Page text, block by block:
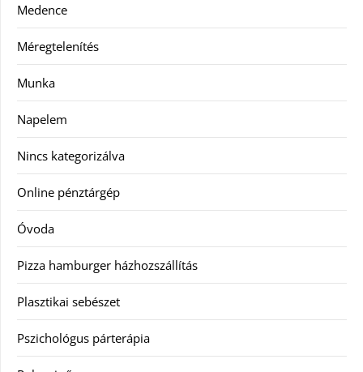
Medence
Méregtelenítés
Munka
Napelem
Nincs kategorizálva
Online pénztárgép
Óvoda
Pizza hamburger házhozszállítás
Plasztikai sebészet
Pszichológus párterápia